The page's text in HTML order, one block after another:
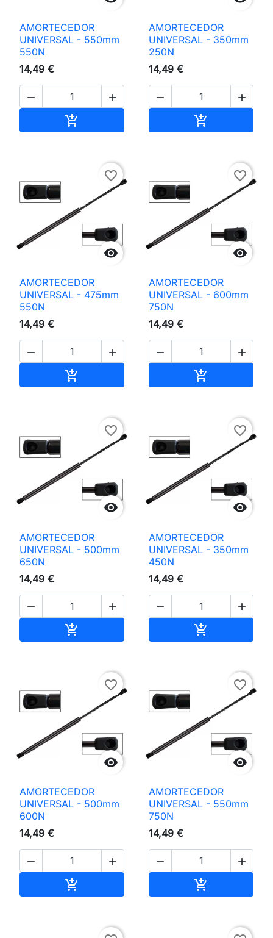
AMORTECEDOR
UNIVERSAL - 550mm
550N
14,49 €
 

AMORTECEDOR
UNIVERSAL - 350mm
250N
14,49 €
 


favorite_border
AMORTECEDOR
UNIVERSAL - 475mm
550N
14,49 €
 


favorite_border
AMORTECEDOR
UNIVERSAL - 600mm
750N
14,49 €
 


favorite_border
AMORTECEDOR
UNIVERSAL - 500mm
650N
14,49 €
 


favorite_border
AMORTECEDOR
UNIVERSAL - 350mm
450N
14,49 €
 


favorite_border
AMORTECEDOR
UNIVERSAL - 500mm
600N
14,49 €
 


favorite_border
AMORTECEDOR
UNIVERSAL - 550mm
750N
14,49 €
 
